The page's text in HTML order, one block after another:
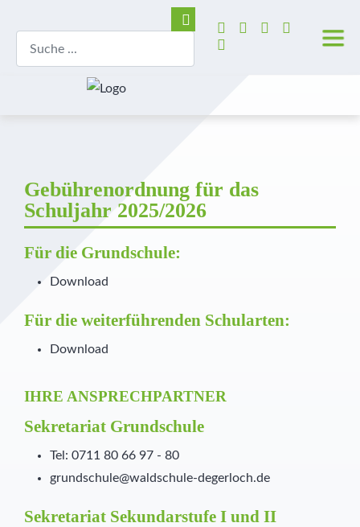
Gebührenordnung für das
Schuljahr 2025/2026
Für die Grundschule:
Download
Für die weiterführenden Schularten:
Download
IHRE ANSPRECHPARTNER
Sekretariat Grundschule
Tel: 0711 80 66 97 - 80
grundschule@waldschule-degerloch.de
Sekretariat Sekundarstufe I und II